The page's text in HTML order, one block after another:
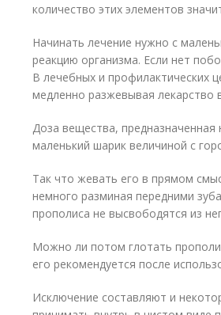
количество этих элементов
Начинать лечение нужно с
реакцию организма. Если нет
В лечебных и профилактических
медленно разжевывая лекарство
Доза вещества,
маленький шарик величиной с
Так что жевать его в прямом
немного разминая передними
прополиса не высвободятся из
Можно ли потом глотать
его рекомендуется после
Исключение составляют и